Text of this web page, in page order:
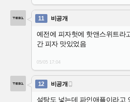
11 비공개
예전에 피자헛에 핫앤스위트라
간 피자 맛있었음
05/05 17:04
12 비공개 
설탕도 넣는데 파인애플이라고